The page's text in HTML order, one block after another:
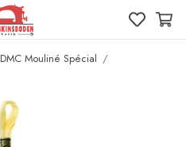
DMC Mouliné Spécial /